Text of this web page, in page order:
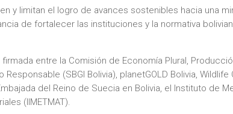
y limitan el logro de avances sostenibles hacia una
de fortalecer las instituciones y la normativa
entre la Comisión de Economía Plural,
(SBGI Bolivia), planetGOLD Bolivia,
del Reino de Suecia en Bolivia, el Instituto de
(IIMETMAT).